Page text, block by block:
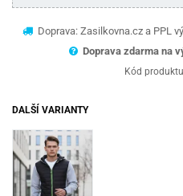
Doprava: Zasilkovna.cz a PPL
Doprava zdarma na
Kód
DALŠÍ VARIANTY